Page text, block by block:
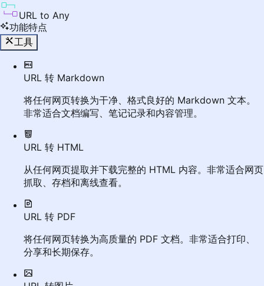
URL to Any
功能特点
工具
URL 转 Markdown
将任何网页转换为干净、格式良好的 Markdown 文本。
非常适合文档编写、笔记记录和内容管理。
URL 转 HTML
从任何网页提取并下载完整的 HTML 内容。非常适合网页
抓取、存档和离线查看。
URL 转 PDF
将任何网页转换为高质量的 PDF 文档。非常适合打印、
分享和长期保存。